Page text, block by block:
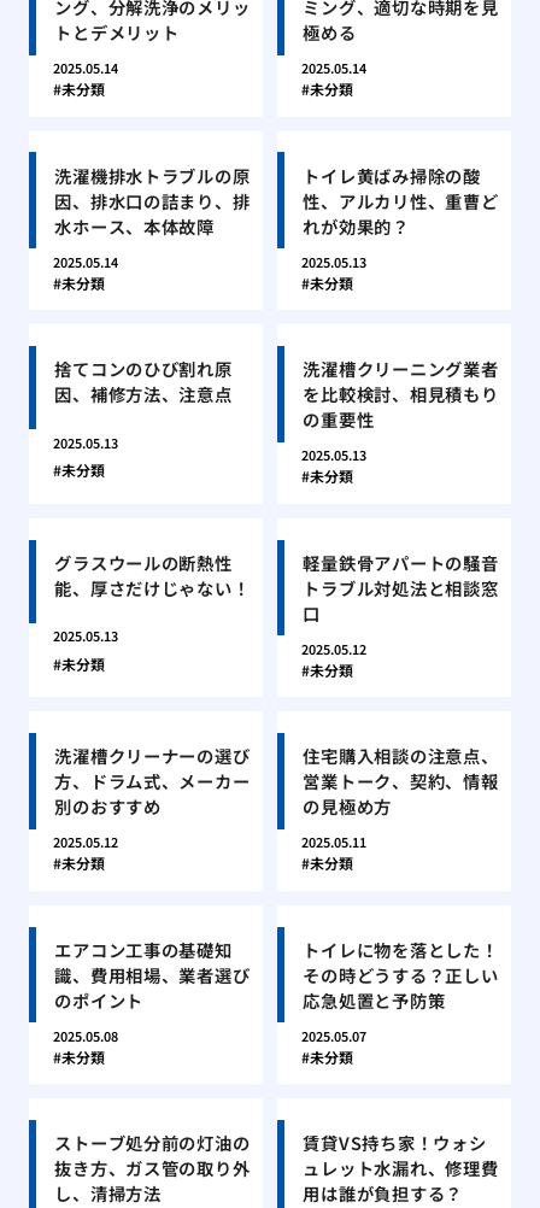
ング、分解洗浄のメリッ
トとデメリット
2025.05.14
未分類
ミング、適切な時期を見
極める
2025.05.14
未分類
洗濯機排水トラブルの原
因、排水口の詰まり、排
水ホース、本体故障
2025.05.14
未分類
トイレ黄ばみ掃除の酸
性、アルカリ性、重曹ど
れが効果的？
2025.05.13
未分類
捨てコンのひび割れ原
因、補修方法、注意点
2025.05.13
未分類
洗濯槽クリーニング業者
を比較検討、相見積もり
の重要性
2025.05.13
未分類
グラスウールの断熱性
能、厚さだけじゃない！
2025.05.13
未分類
軽量鉄骨アパートの騒音
トラブル対処法と相談窓
口
2025.05.12
未分類
洗濯槽クリーナーの選び
方、ドラム式、メーカー
別のおすすめ
2025.05.12
未分類
住宅購入相談の注意点、
営業トーク、契約、情報
の見極め方
2025.05.11
未分類
エアコン工事の基礎知
識、費用相場、業者選び
のポイント
2025.05.08
未分類
トイレに物を落とした！
その時どうする？正しい
応急処置と予防策
2025.05.07
未分類
ストーブ処分前の灯油の
抜き方、ガス管の取り外
し、清掃方法
賃貸VS持ち家！ウォシ
ュレット水漏れ、修理費
用は誰が負担する？